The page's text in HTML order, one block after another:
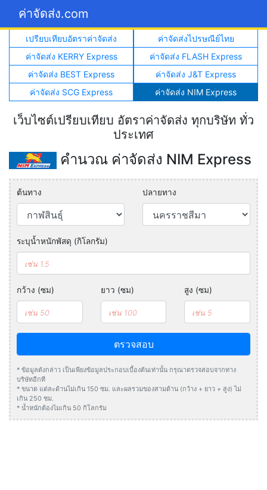
ค่าจัดส่ง.com
เปรียบเทียบอัตราค่าจัดส่ง
ค่าจัดส่งไปรษณีย์ไทย
ค่าจัดส่ง KERRY Express
ค่าจัดส่ง FLASH Express
ค่าจัดส่ง BEST Express
ค่าจัดส่ง J&T Express
ค่าจัดส่ง SCG Express
ค่าจัดส่ง NIM Express
เว็บไซต์เปรียบเทียบ อัตราค่าจัดส่ง ทุกบริษัท ทั่ว
ประเทศ
คำนวณ ค่าจัดส่ง NIM Express
ต้นทาง ปลายทาง
ระบุน้ำหนักพัสดุ (กิโลกรัม)
กว้าง (ซม) ยาว (ซม) สูง (ซม)
ตรวจสอบ
* ข้อมูลดังกล่าว เป็นเพียงข้อมูลประกอบเบื้องต้นเท่านั้น กรุณาตรวจสอบจากทาง
บริษัทอีกที
* ขนาด แต่ละด้านไม่เกิน 150 ซม. และผลรวมของสามด้าน (กว้าง + ยาว + สูง) ไม่
เกิน 250 ซม.
* น้ำหนักต้องไมเกิน 50 กิโลกรัม